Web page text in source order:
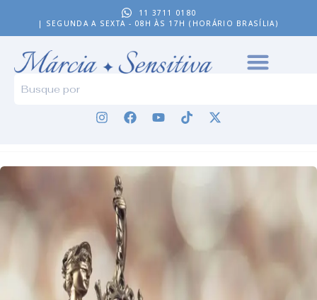
11 3711 0180
| SEGUNDA A SEXTA - 08H ÀS 17H (HORÁRIO BRASÍLIA)